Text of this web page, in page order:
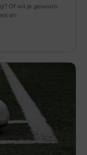
Of wil je gewoon
en